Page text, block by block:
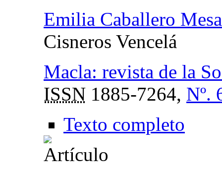
Emilia Caballero Mesa
Cisneros Vencelá
Macla: revista de la
ISSN 1885-7264, Nº.
Texto completo